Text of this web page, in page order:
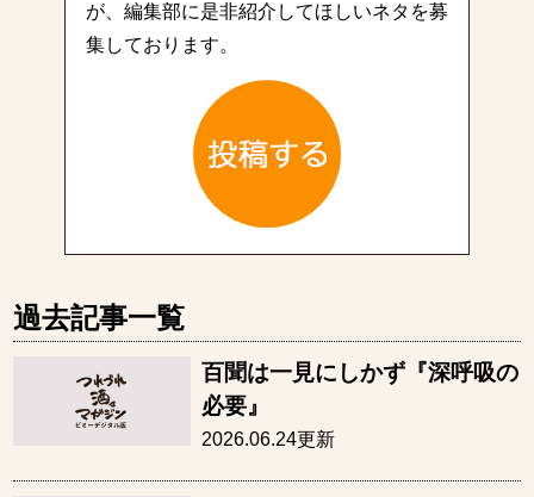
が、編集部に是非紹介してほしいネタを募
集しております。
過去記事一覧
百聞は一見にしかず『深呼吸の
必要』
2026.06.24更新